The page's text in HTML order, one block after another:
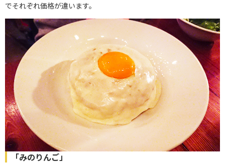
でそれぞれ価格が違います。
「みのりんご」